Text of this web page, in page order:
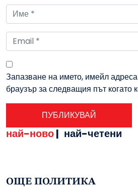
Запазване на името, имейл
браузър за следващия път когато
най-ново| най-четени
ОЩЕ ПОЛИТИКА